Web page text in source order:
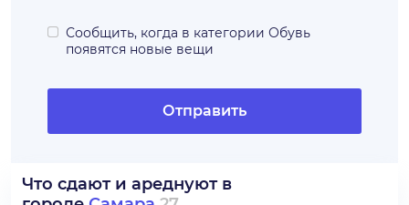
Сообщить, когда в категории Обувь
появятся новые вещи
Отправить
Что сдают и ареднуют в